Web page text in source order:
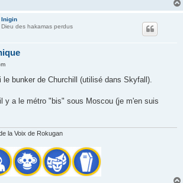
Inigin
Dieu des hakamas perdus
bunker de Churchill (utilisé dans Skyfall).
y a le métro "bis" sous Moscou (je m'en suis
la Voix de Rokugan